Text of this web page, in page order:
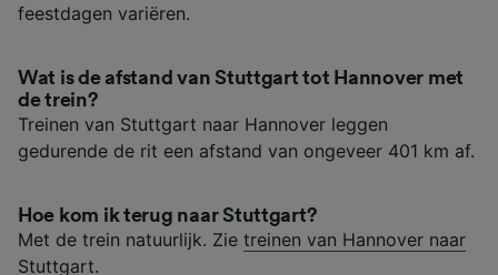
feestdagen variëren.
Wat is de afstand van Stuttgart tot Hannover met
de trein?
Treinen van Stuttgart naar Hannover leggen
gedurende de rit een afstand van ongeveer 401 km af.
Hoe kom ik terug naar Stuttgart?
Met de trein natuurlijk. Zie treinen van Hannover naar
Stuttgart.